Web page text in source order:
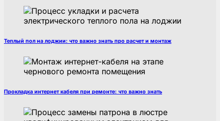
Теплый пол на лоджии: что важно знать про расчет и монтаж
Прокладка интернет кабеля при ремонте: что важно знать